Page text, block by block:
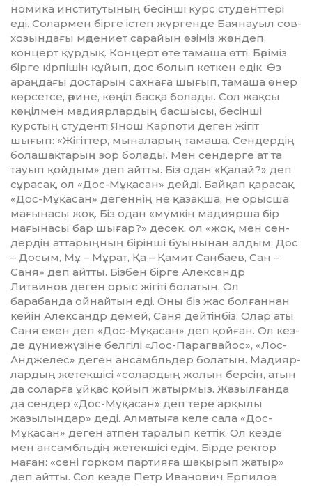
номика институтының бесінші курс студенттері
еді. Солармен бір­ге істеп жүргенде Баянауыл сов­
хо­зындағы мәдениет сарайын өзіміз жөн­деп,
концерт құрдық. Концерт өте тамаша өтті. Бәріміз
бірге кір­пі­шін құйып, дос болып кеткен едік. Өз
араңдағы достарың сахнаға шы­ғып, тамаша өнер
көрсетсе, әри­не, көңіл басқа болады. Сол жақ­сы
көңілмен мадиярлардың бас­шысы, бесінші
курстың студенті Янош Карпоти деген жігіт
шығып: «Жігіттер, мыналарың тамаша. Сен­дердің
болашақтарың зор бо­ла­ды. Мен сендерге ат та
тауып қой­дым» деп айтты. Біз одан «Қа­лай?» деп
сұрасақ, ол «Дос-Мұ­қа­сан» дейді. Байқап қарасақ,
«Дос-Мұқасан» дегеннің не қазақша, не орысша
мағынасы жоқ. Біз одан «мүм­кін мадиярша бір
мағынасы бар шығар?» десек, ол «жоқ, мен сен­
дердің аттарыңның бірінші буы­нынан алдым. Дос
– Досым, Мұ – Мұрат, Қа – Қамит Санбаев, Сан –
Саня» деп айтты. Бізбен бір­ге Александр
Литвинов деген орыс жігіті болатын. Ол
барабанда ойнайтын еді. Оны біз жас болғаннан
кейін Александр демей, Саня дей­тін­біз. Олар аты
Саня екен деп «Дос-Мұқасан» деп қойған. Ол кез­
де дүниежүзіне белгілі «Лос-Па­раг­вайос», «Лос-
Анджелес» деген ан­самбльдер болатын. Ма­дияр­
лар­дың жетекшісі «солардың жолын бер­сін, атын
да соларға ұйқас қойып жатырмыз. Жазылғанда
да сендер «Дос-Мұқасан» деп тере ар­қылы
жазылыңдар» деді. Ал­ма­тыға келе сала «Дос-
Мұқасан» деген атпен таралып кеттік. Ол кезде
мен ансамбльдің жетекшісі едім. Бірде ректор
маған: «сені горком партияға шақырып жатыр»
деп айт­ты. Сол кезде Петр Иванович Ер­пилов